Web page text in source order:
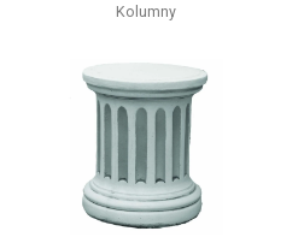
Kolumny